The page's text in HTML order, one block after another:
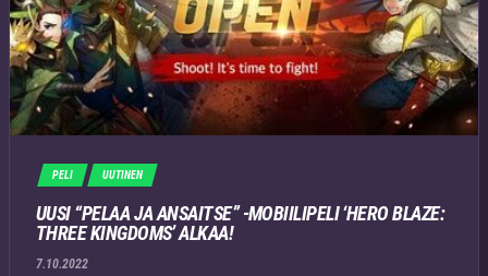
PELI UUTINEN
UUSI “PELAA JA ANSAITSE” -MOBIILIPELI ‘HERO BLAZE:
THREE KINGDOMS’ ALKAA!
7.10.2022